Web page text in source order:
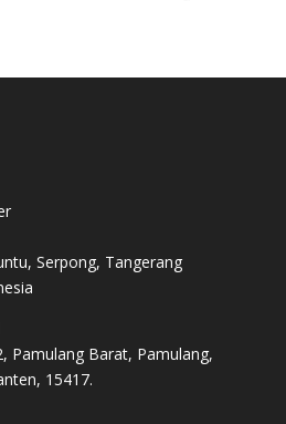
Serpong, Tangerang
Pamulang Barat, Pamulang,
15417.